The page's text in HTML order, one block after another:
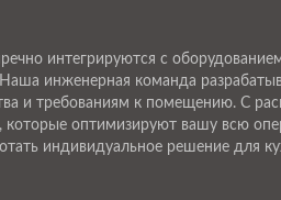
интегрируются с
инженерная команда
и требованиям к помещению. С
оптимизируют вашу всю
индивидуальное решение для